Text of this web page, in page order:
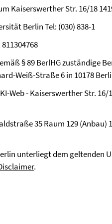
Kaiserswerther Str. 16/18
Berlin Tel: (030) 838-1
§ 89 BerlHG zuständige
Weiß-Straße 6 in 10178
Web - Kaiserswerther Str. 16/
35 Raum 129 (Anbau)
unterliegt dem geltenden
.